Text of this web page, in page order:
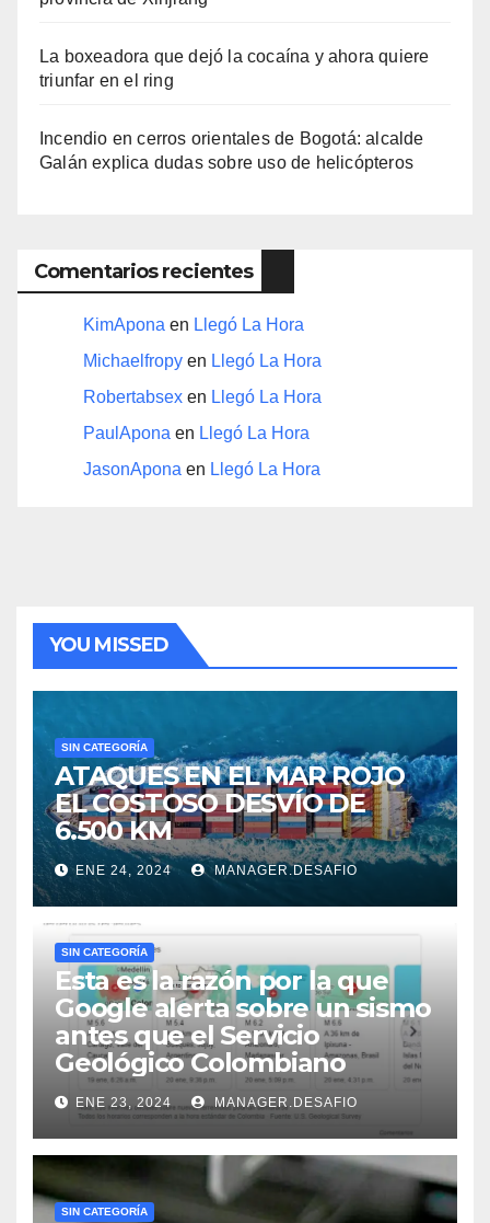
La boxeadora que dejó la cocaína y ahora quiere
triunfar en el ring​
Incendio en cerros orientales de Bogotá: alcalde
Galán explica dudas sobre uso de helicópteros
Comentarios recientes
KimApona en Llegó La Hora
Michaelfropy en Llegó La Hora
Robertabsex en Llegó La Hora
PaulApona en Llegó La Hora
JasonApona en Llegó La Hora
YOU MISSED
SIN CATEGORÍA
ATAQUES EN EL MAR ROJO
EL COSTOSO DESVÍO DE
6.500 KM
ENE 24, 2024 MANAGER.DESAFIO
SIN CATEGORÍA
Esta es la razón por la que
Google alerta sobre un sismo
antes que el Servicio
Geológico Colombiano
ENE 23, 2024 MANAGER.DESAFIO
SIN CATEGORÍA